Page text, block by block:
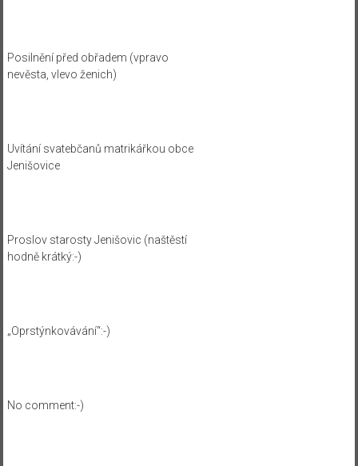
Posilnění před obřadem (vpravo
nevěsta, vlevo ženich)
Uvítání svatebčanů matrikářkou obce
Jenišovice
Proslov starosty Jenišovic (naštěstí
hodně krátký:-)
„Oprstýnkovávání“:-)
No comment:-)